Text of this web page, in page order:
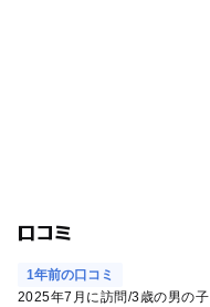
口コミ
1年前の口コミ
2025年7月に訪問/3歳の男の子